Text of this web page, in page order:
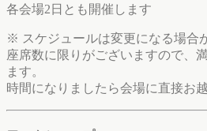
各会場2日とも開催します
※ スケジュールは変更になる場合
座席数に限りがございますので、
ます。
時間になりましたら会場に直接お